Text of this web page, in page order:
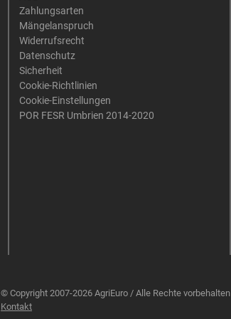
Zahlungsarten
Mängelanspruch
Widerrufsrecht
Datenschutz
Sicherheit
Cookie-Richtlinien
Cookie-Einstellungen
POR FESR Umbrien 2014-2020
© Copyright 2007-2026 AgriEuro / Alle Rechte vorbehalten
Kontakt